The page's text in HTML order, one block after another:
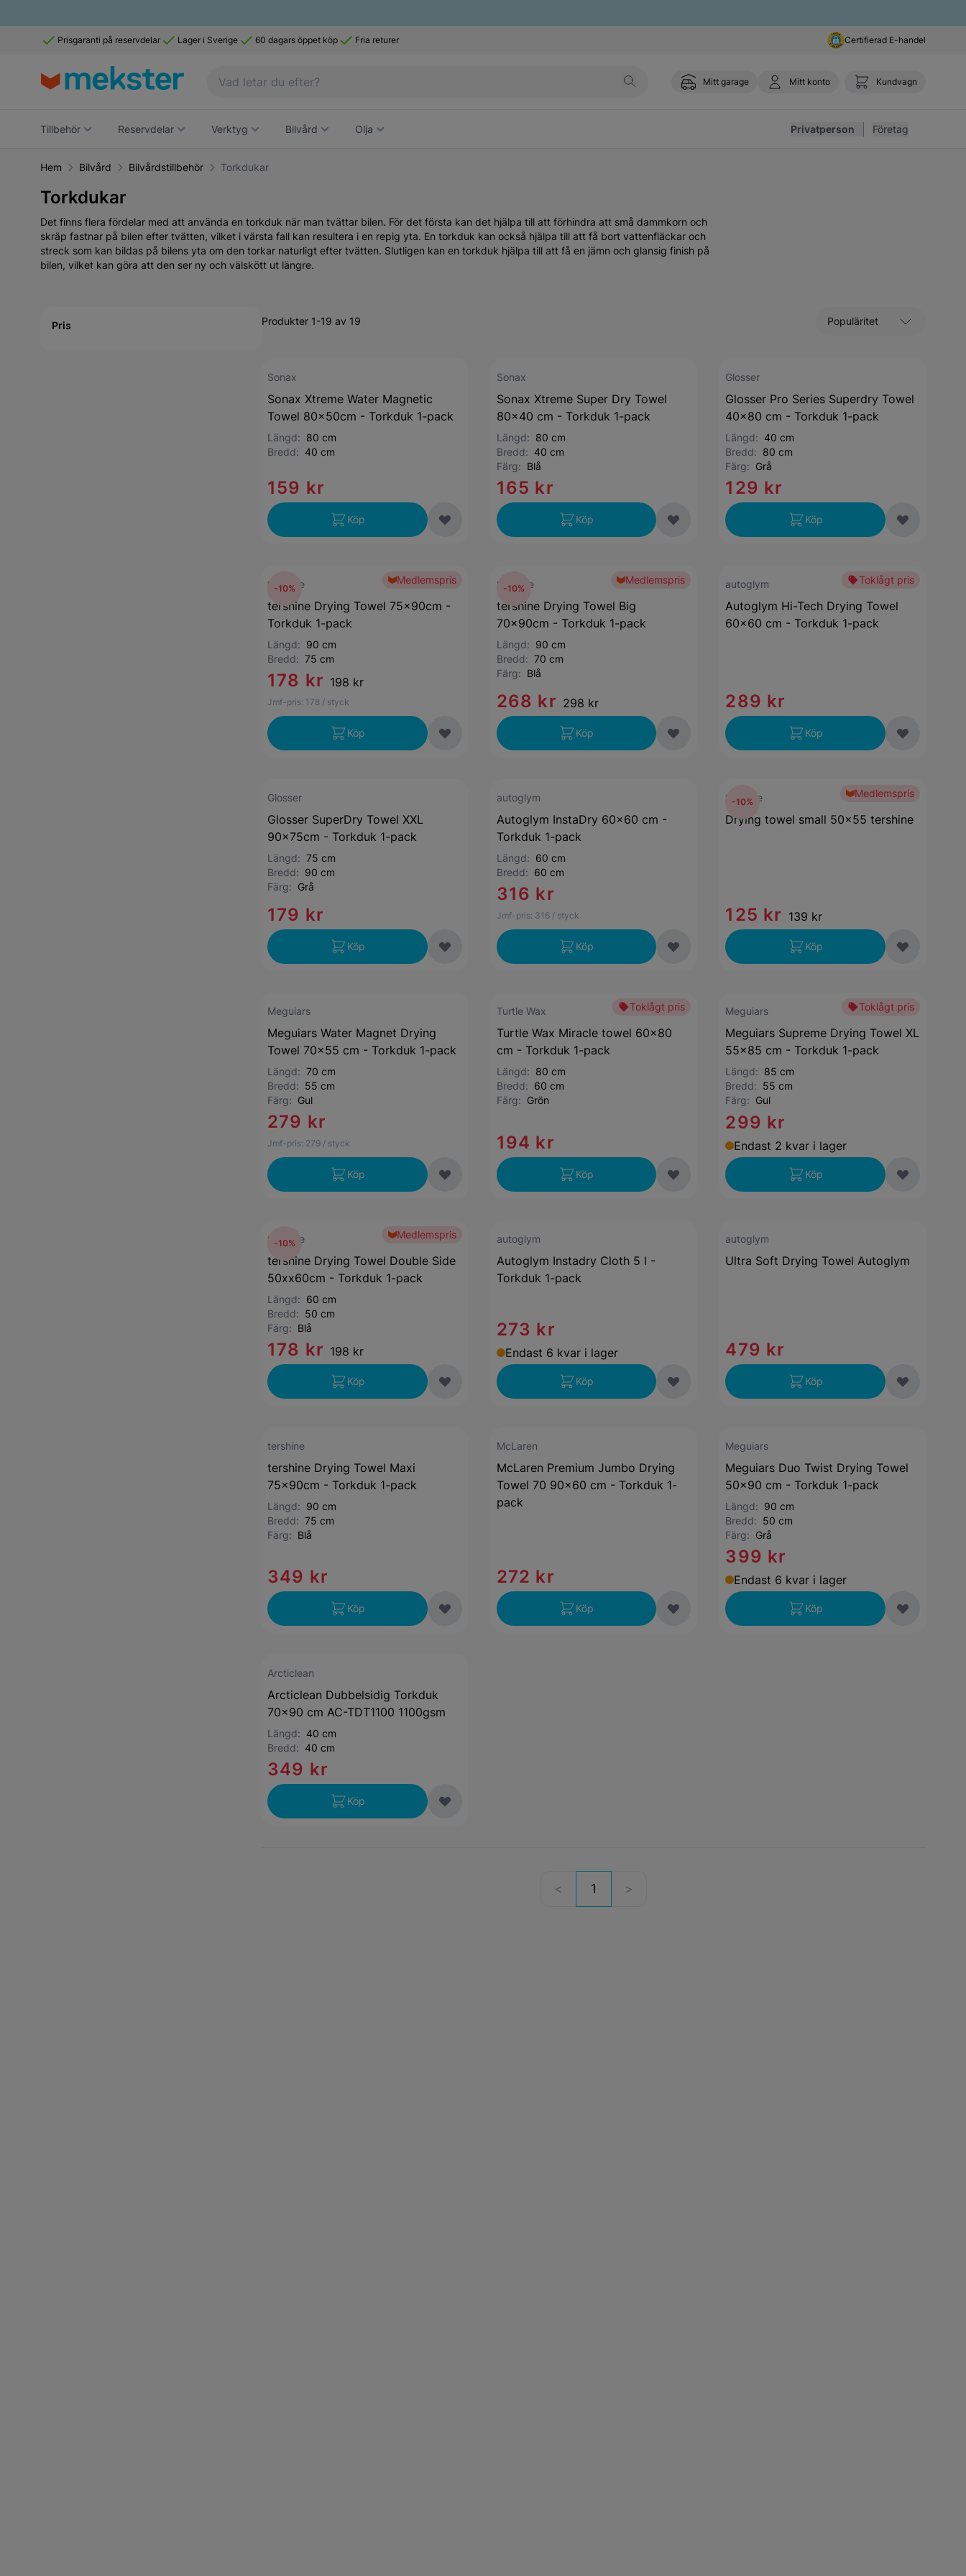
Prisgaranti på reservdelar Lager i Sverige 60 dagars öppet köp Fria returer Certifierad E-handel
Mitt garage Mitt konto Kundvagn
Tillbehör Reservdelar Verktyg Bilvård Olja Privatperson Företag
Hem Bilvård Bilvårdstillbehör Torkdukar
Torkdukar
Det finns flera fördelar med att använda en torkduk när man tvättar bilen. För det första kan det hjälpa till att förhindra att små dammkorn och
skräp fastnar på bilen efter tvätten, vilket i värsta fall kan resultera i en repig yta. En torkduk kan också hjälpa till att få bort vattenfläckar och
streck som kan bildas på bilens yta om den torkar naturligt efter tvätten. Slutligen kan en torkduk hjälpa till att få en jämn och glansig finish på
bilen, vilket kan göra att den ser ny och välskött ut längre.
Pris
Sortera efter
Produkter 1-19 av 19
Sonax
Sonax Xtreme Water Magnetic
Towel 80x50cm - Torkduk 1-pack
Längd: 80 cm
Bredd: 40 cm
159 kr
Köp
Sonax
Sonax Xtreme Super Dry Towel
80x40 cm - Torkduk 1-pack
Längd: 80 cm
Bredd: 40 cm
Färg: Blå
165 kr
Köp
Glosser
Glosser Pro Series Superdry Towel
40x80 cm - Torkduk 1-pack
Längd: 40 cm
Bredd: 80 cm
Färg: Grå
129 kr
Köp
Medlemspris
tershine
tershine Drying Towel 75x90cm -
Torkduk 1-pack
Längd: 90 cm
Bredd: 75 cm
178 kr 198 kr
Jmf-pris: 178 / styck
-10%
Köp
Medlemspris
tershine
tershine Drying Towel Big
70x90cm - Torkduk 1-pack
Längd: 90 cm
Bredd: 70 cm
Färg: Blå
268 kr 298 kr
-10%
Köp
Toklågt pris
autoglym
Autoglym Hi-Tech Drying Towel
60x60 cm - Torkduk 1-pack
289 kr
Köp
Glosser
Glosser SuperDry Towel XXL
90x75cm - Torkduk 1-pack
Längd: 75 cm
Bredd: 90 cm
Färg: Grå
179 kr
Köp
autoglym
Autoglym InstaDry 60x60 cm -
Torkduk 1-pack
Längd: 60 cm
Bredd: 60 cm
316 kr
Jmf-pris: 316 / styck
Köp
Medlemspris
tershine
Drying towel small 50x55 tershine
125 kr 139 kr
-10%
Köp
Meguiars
Meguiars Water Magnet Drying
Towel 70x55 cm - Torkduk 1-pack
Längd: 70 cm
Bredd: 55 cm
Färg: Gul
279 kr
Jmf-pris: 279 / styck
Köp
Toklågt pris
Turtle Wax
Turtle Wax Miracle towel 60x80
cm - Torkduk 1-pack
Längd: 80 cm
Bredd: 60 cm
Färg: Grön
194 kr
Köp
Toklågt pris
Meguiars
Meguiars Supreme Drying Towel XL
55x85 cm - Torkduk 1-pack
Längd: 85 cm
Bredd: 55 cm
Färg: Gul
299 kr
Endast 2 kvar i lager
Köp
Medlemspris
tershine
tershine Drying Towel Double Side
50xx60cm - Torkduk 1-pack
Längd: 60 cm
Bredd: 50 cm
Färg: Blå
178 kr 198 kr
-10%
Köp
autoglym
Autoglym Instadry Cloth 5 l -
Torkduk 1-pack
273 kr
Endast 6 kvar i lager
Köp
autoglym
Ultra Soft Drying Towel Autoglym
479 kr
Köp
tershine
tershine Drying Towel Maxi
75x90cm - Torkduk 1-pack
Längd: 90 cm
Bredd: 75 cm
Färg: Blå
349 kr
Köp
McLaren
McLaren Premium Jumbo Drying
Towel 70 90x60 cm - Torkduk 1-
pack
272 kr
Köp
Meguiars
Meguiars Duo Twist Drying Towel
50x90 cm - Torkduk 1-pack
Längd: 90 cm
Bredd: 50 cm
Färg: Grå
399 kr
Endast 6 kvar i lager
Köp
Arcticlean
Arcticlean Dubbelsidig Torkduk
70x90 cm AC-TDT1100 1100gsm
Längd: 40 cm
Bredd: 40 cm
349 kr
Köp
1